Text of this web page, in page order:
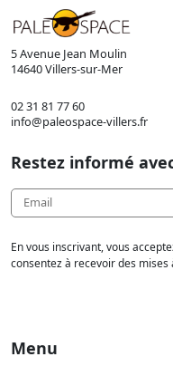
5 Avenue Jean Moulin
14640 Villers-sur-Mer
02 31 81 77 60
info@paleospace-villers.fr
Restez informé
En vous inscrivant, vous
consentez à recevoir des mises
Menu